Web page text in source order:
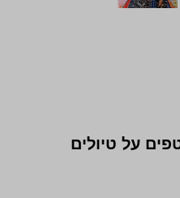
על טיולים